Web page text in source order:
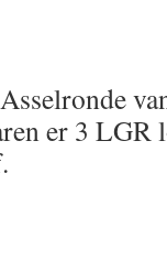
er 3 LGR